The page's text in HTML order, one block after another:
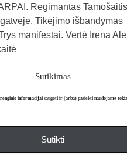
Sutikimas
informacijai saugoti ir (arba) pasiekti naudojame
Sutikti
Regimantas
Tikėjimo išbandymas
manifestai. Vertė Irena